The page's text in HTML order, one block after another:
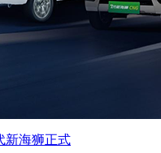
新海狮正式